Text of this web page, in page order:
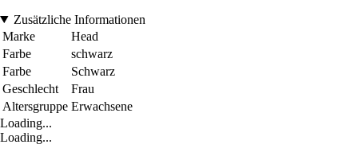
Zusätzliche Informationen
Marke
Head
Farbe
schwarz
Farbe
Schwarz
Geschlecht
Frau
Altersgruppe Erwachsene
Loading...
Loading...